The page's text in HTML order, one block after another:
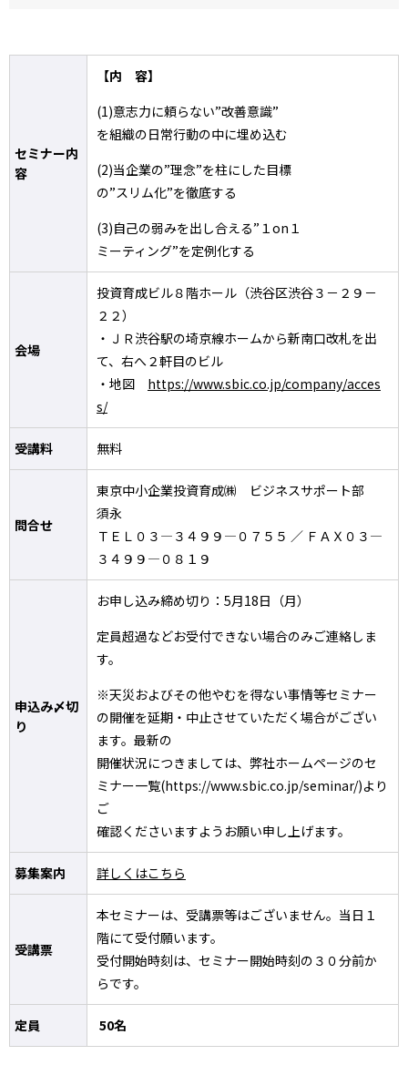
セミナー内
容
【内 容】
(1)意志力に頼らない”改善意識”
を組織の日常行動の中に埋め込む
(2)当企業の”理念”を柱にした目標
の”スリム化”を徹底する
(3)自己の弱みを出し合える”１on１
ミーティング”を定例化する
会場
投資育成ビル８階ホール（渋谷区渋谷３－２９－
２２）
・ＪＲ渋谷駅の埼京線ホームから新南口改札を出
て、右へ２軒目のビル
・地図 https://www.sbic.co.jp/company/acces
s/
受講料 無料
問合せ
東京中小企業投資育成㈱ ビジネスサポート部
須永
ＴＥＬ０３―３４９９―０７５５ ／ ＦＡＸ０３―
３４９９―０８１９
申込み〆切
り
お申し込み締め切り：5月18日（月）
定員超過などお受付できない場合のみご連絡しま
す。
※天災およびその他やむを得ない事情等セミナー
の開催を延期・中止させていただく場合がござい
ます。最新の
開催状況につきましては、弊社ホームページのセ
ミナー一覧(https://www.sbic.co.jp/seminar/)より
ご
確認くださいますようお願い申し上げます。
募集案内 詳しくはこちら
受講票
本セミナーは、受講票等はございません。当日１
階にて受付願います。
受付開始時刻は、セミナー開始時刻の３０分前か
らです。
定員 50名